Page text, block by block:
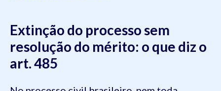
Extinção do processo sem
resolução do mérito: o que diz o
art. 485